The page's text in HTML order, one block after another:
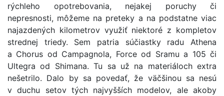
rýchleho opotrebovania, nejakej poruchy či
nepresnosti, môžeme na preteky a na podstatne viac
najazdených kilometrov využiť niektoré z kompletov
strednej triedy. Sem patria súčiastky radu Athena
a Chorus od Campagnola, Force od Sramu a 105 či
Ultegra od Shimana. Tu sa už na materiáloch extra
nešetrilo. Dalo by sa povedať, že väčšinou sa nesú
v duchu setov tých najvyšších modelov, ale akoby